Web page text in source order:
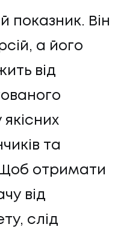
показник. Він
а його
від
та
Щоб отримати
від
слід